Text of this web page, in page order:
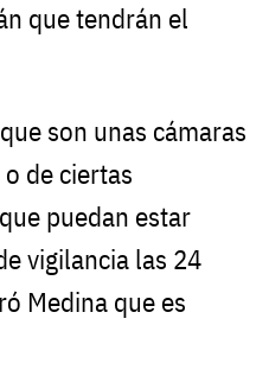
que tendrán el
son unas cámaras
de ciertas
puedan estar
vigilancia las 24
Medina que es